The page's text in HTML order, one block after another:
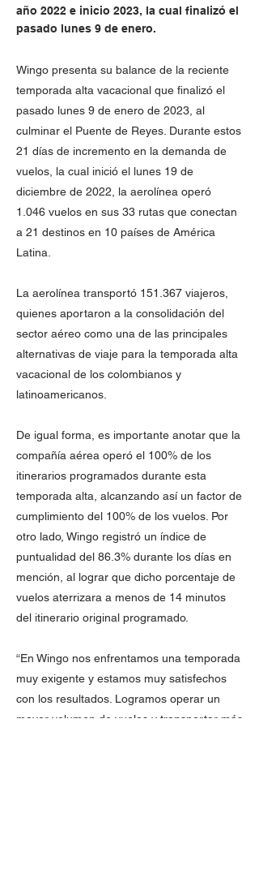
año 2022 e inicio 2023, la cual finalizó el
pasado lunes 9 de enero.
Wingo presenta su balance de la reciente
temporada alta vacacional que finalizó el
pasado lunes 9 de enero de 2023, al
culminar el Puente de Reyes. Durante estos
21 días de incremento en la demanda de
vuelos, la cual inició el lunes 19 de
diciembre de 2022, la aerolínea operó
1.046 vuelos en sus 33 rutas que conectan
a 21 destinos en 10 países de América
Latina.
La aerolínea transportó 151.367 viajeros,
quienes aportaron a la consolidación del
sector aéreo como una de las principales
alternativas de viaje para la temporada alta
vacacional de los colombianos y
latinoamericanos.
De igual forma, es importante anotar que la
compañía aérea operó el 100% de los
itinerarios programados durante esta
temporada alta, alcanzando así un factor de
cumplimiento del 100% de los vuelos. Por
otro lado, Wingo registró un índice de
puntualidad del 86.3% durante los días en
mención, al lograr que dicho porcentaje de
vuelos aterrizara a menos de 14 minutos
del itinerario original programado.
“En Wingo nos enfrentamos una temporada
muy exigente y estamos muy satisfechos
con los resultados. Logramos operar un
mayor volumen de vuelos y transportar más